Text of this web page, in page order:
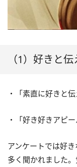
（1）好きと伝
・「素直に好きと
・「好き好きアピ
アンケートでは好
多く聞かれました